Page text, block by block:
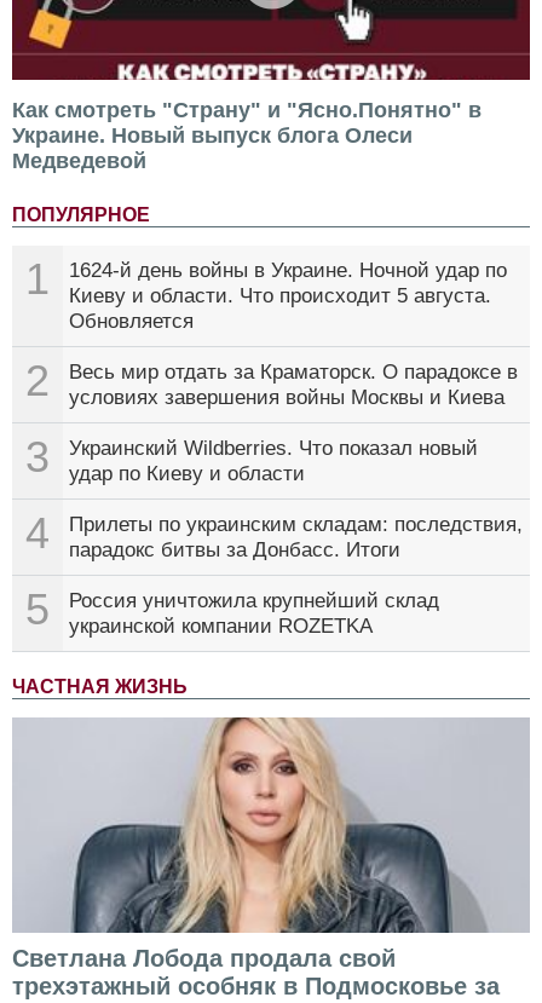
Как смотреть "Страну" и "Ясно.Понятно" в
Украине. Новый выпуск блога Олеси
Медведевой
ПОПУЛЯРНОЕ
1
1624-й день войны в Украине. Ночной удар по
Киеву и области. Что происходит 5 августа.
Обновляется
2
Весь мир отдать за Краматорск. О парадоксе в
условиях завершения войны Москвы и Киева
3
Украинский Wildberries. Что показал новый
удар по Киеву и области
4
Прилеты по украинским складам: последствия,
парадокс битвы за Донбасс. Итоги
5
Россия уничтожила крупнейший склад
украинской компании ROZETKA
ЧАСТНАЯ ЖИЗНЬ
Светлана Лобода продала свой
трехэтажный особняк в Подмосковье за